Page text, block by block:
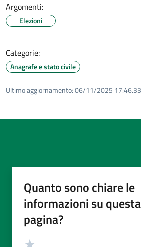
Argomenti:
Elezioni
Categorie:
Anagrafe e stato civile
Ultimo aggiornamento:06/11/2025 17:46.33
Quanto sono chiare le
informazioni su questa
pagina?
Valutazione